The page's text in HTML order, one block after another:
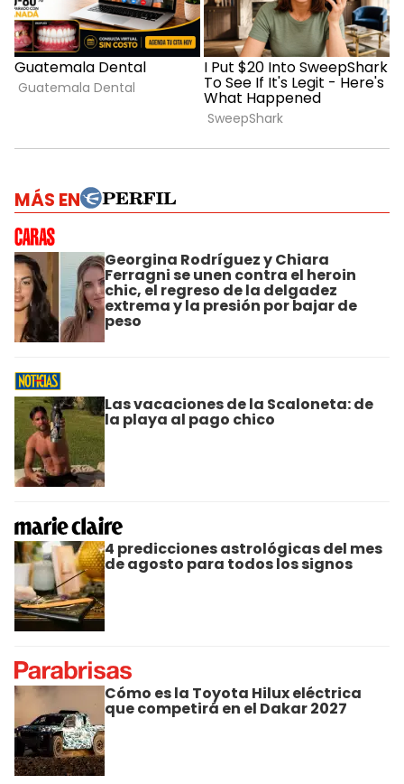
MÁS EN
Georgina Rodríguez y Chiara
Ferragni se unen contra el heroin
chic, el regreso de la delgadez
extrema y la presión por bajar de
peso
Las vacaciones de la Scaloneta: de
la playa al pago chico
4 predicciones astrológicas del mes
de agosto para todos los signos
Cómo es la Toyota Hilux eléctrica
que competirá en el Dakar 2027